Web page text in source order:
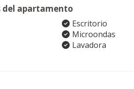
del apartamento
Escritorio
Microondas
Lavadora